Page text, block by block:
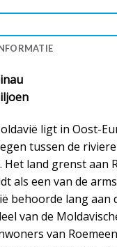
ligt in Oost-
tussen de
land grenst aan
als een van de
behoorde lang aan
van de
van